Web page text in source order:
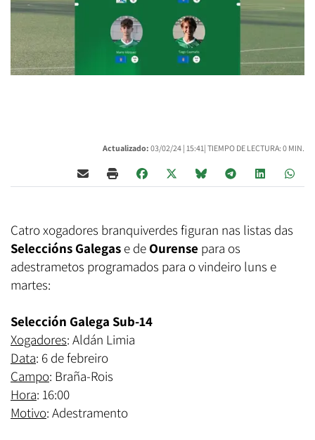
Actualizado: 03/02/24 | 15:41| TIEMPO DE LECTURA: 0 MIN.
Catro xogadores branquiverdes figuran nas listas das
Seleccións Galegas e de Ourense para os
adestrametos programados para o vindeiro luns e
martes:
Selección Galega Sub-14
Xogadores: Aldán Limia
Data: 6 de febreiro
Campo: Braña-Rois
Hora: 16:00
Motivo: Adestramento